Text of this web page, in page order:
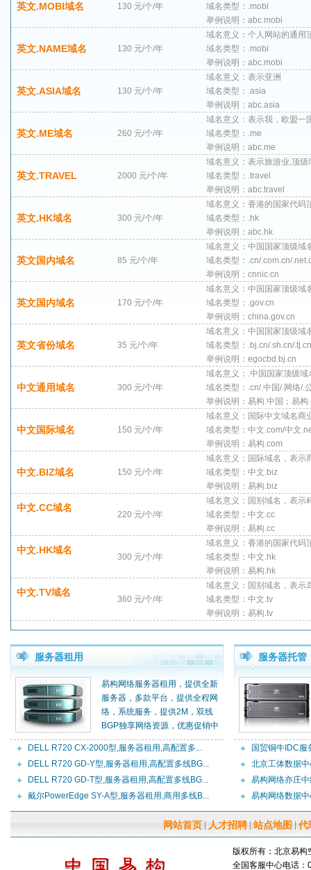
英文.MOBI域名 130 元/个/年
域名类型：.mobi
举例说明：abc.mobi
英文.NAME域名 130 元/个/年
域名意义：个人网站的通用
域名类型：.mobi
举例说明：abc.mobi
英文.ASIA域名 130 元/个/年
域名意义：表示亚洲
域名类型：.asia
举例说明：abc.asia
英文.ME域名 260 元/个/年
域名意义：表示我，欧盟一
域名类型：.me
举例说明：abc.me
英文.TRAVEL 2000 元/个/年
域名意义：表示旅游业,顶级
域名类型：.travel
举例说明：abc.travel
英文.HK域名 300 元/个/年
域名意义：香港的国家代码
域名类型：.hk
举例说明：abc.hk
英文国内域名 85 元/个/年
域名意义：中国国家顶级域
域名类型：.cn/.com.cn/
举例说明：cnnic.cn
英文国内域名 170 元/个/年
域名意义：中国国家顶级域
域名类型：.gov.cn
举例说明：china.gov.cn
英文省份域名 35 元/个/年
域名意义：中国国家顶级域
域名类型：.bj.cn/.sh.cn/
举例说明：egocbd.bj.cn
中文通用域名 300 元/个/年
域名意义：.中国国家顶级域
域名类型：.cn/.中国/.网络/.
举例说明：易构.中国；易构
中文国际域名 150 元/个/年
域名意义：国际中文域名商
域名类型：中文.com/中文
举例说明：易构.com
中文.BIZ域名 150 元/个/年
域名意义：国际域名，表示
域名类型：中文.biz
举例说明：易构.biz
中文.CC域名
220 元/个/年
域名意义：国别域名，表示
域名类型：中文.cc
举例说明：易构.cc
中文.HK域名
300 元/个/年
域名意义：香港的国家代码
域名类型：中文.hk
举例说明：易构.hk
中文.TV域名
360 元/个/年
域名意义：国别域名，表示
域名类型：中文.tv
举例说明：易构.tv
服务器租用
易构网络服务器租用，提供全新
服务器，多款平台，提供全程网
络，系统服务，提供2M，双线
BGP独享网络资源，优惠促销中
DELL R720 CX-2000型,服务器租用,高配置多...
DELL R720 GD-Y型,服务器租用,高配置多线BG...
DELL R720 GD-T型,服务器租用,高配置多线BG...
戴尔PowerEdge SY-A型,服务器租用,商用多线B...
服务器托管
国贸铜牛IDC
北京工体数据
易构网络亦庄
易构网络数据
网站首页|人才招聘|站点地图|代
版权所有：北京易构
全国客服中心电话